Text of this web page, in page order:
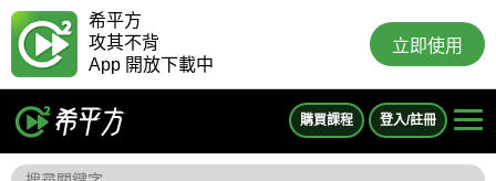
希平方
攻其不背
App 開放下載中
立即使用
購買課程 登入/註冊